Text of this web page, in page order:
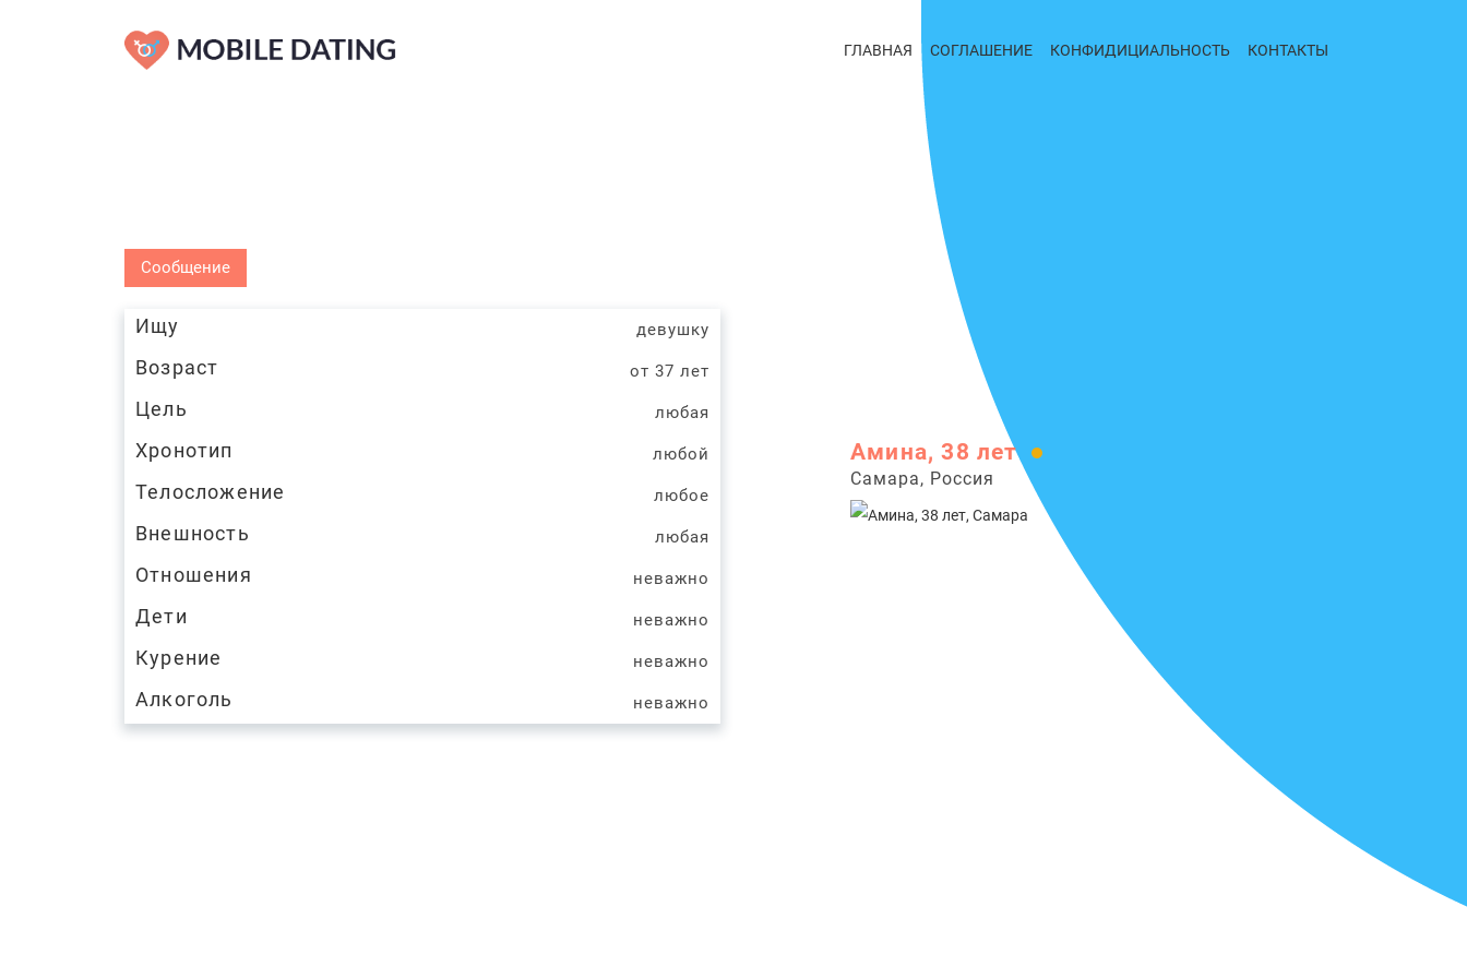
ГЛАВНАЯ СОГЛАШЕНИЕ КОНФИДИЦИАЛЬНОСТЬ КОНТАКТЫ
Сообщение
Ищу девушку
Возраст от 37 лет
Цель любая
Хронотип любой
Телосложение любое
Внешность любая
Отношения неважно
Дети неважно
Курение неважно
Алкоголь неважно
Амина, 38 лет
Самара, Россия